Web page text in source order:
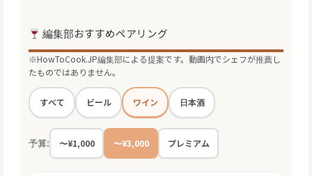
編集部おすすめペアリング
※HowToCook.JP編集部による提案です。動画内でシェフが推薦し
たものではありません。
すべて ビール ワイン 日本酒
予算: 〜¥1,000 〜¥3,000 プレミアム